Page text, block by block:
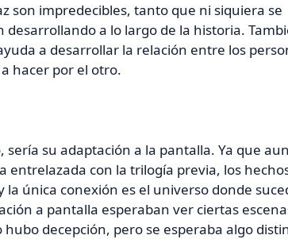
son impredecibles, tanto que ni siquiera se
desarrollando a lo largo de la historia.
a desarrollar la relación entre los
hacer por el otro.
su adaptación a la pantalla. Ya que
con la trilogía previa, los
única conexión es el universo donde
a pantalla esperaban ver ciertas
decepción, pero se esperaba algo